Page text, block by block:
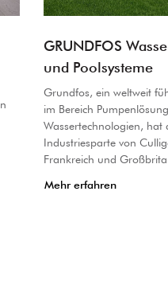
GRUNDFOS
und Poolsysteme
Grundfos, ein weltweit
im Bereich
Wassertechnologien, hat
Industriesparte von
Frankreich und
Mehr erfahren